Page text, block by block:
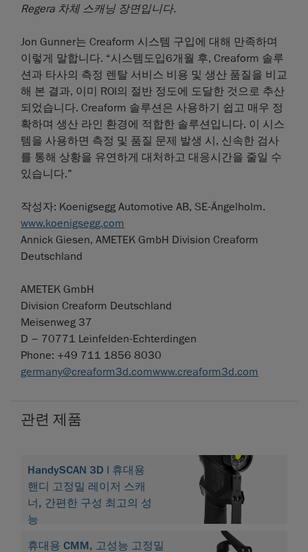
Regera 차체 스캐닝 장면입니다.
Jon Gunner는 Creaform 시스템 구입에 대해 만족하며
이렇게 말합니다. “시스템도입6개월 후, Creaform 솔루
션과 타사의 측정 렌탈 서비스 비용 및 생산 품질을 비교
해 본 결과, 이미 ROI의 절반 정도에 도달한 것으로 추산
되었습니다. Creaform 솔루션은 사용하기 쉽고 매우 정
확하며 생산 라인 환경에 적합한 솔루션입니다. 이 시스
템을 사용하면 측정 및 품질 문제 발생 시, 신속한 검사
를 통해 상황을 유연하게 대처하고 대응시간을 줄일 수
있습니다.”
작성자: Koenigsegg Automotive AB, SE-Ängelholm.
www.koenigsegg.com
Annick Giesen, AMETEK GmbH Division Creaform
Deutschland
AMETEK GmbH
Division Creaform Deutschland
Meisenweg 37
D – 70771 Leinfelden-Echterdingen
Phone: +49 711 1856 8030
germany@creaform3d.comwww.creaform3d.com
관련 제품
HandySCAN 3D | 휴대용
핸디 고정밀 레이저 스캐
너, 간편한 구성 최고의 성
능
휴대용 CMM, 고성능 고정밀